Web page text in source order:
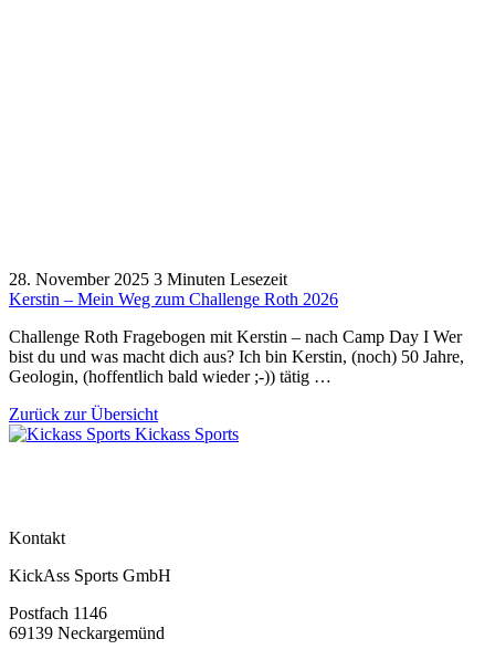
28. November 2025 3 Minuten Lesezeit
Kerstin – Mein Weg zum Challenge Roth 2026
Challenge Roth Fragebogen mit Kerstin – nach Camp Day I Wer
bist du und was macht dich aus? Ich bin Kerstin, (noch) 50 Jahre,
Geologin, (hoffentlich bald wieder ;-)) tätig …
Zurück zur Übersicht
Kickass Sports
Kontakt
KickAss Sports GmbH
Postfach 1146
69139 Neckargemünd